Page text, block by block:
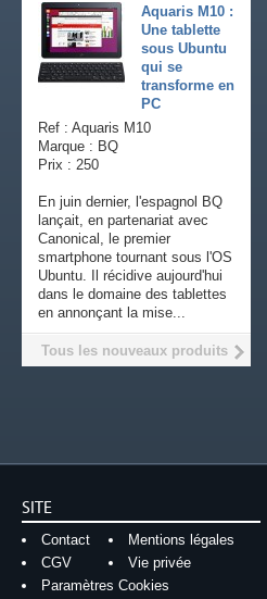
Aquaris M10 :
Une tablette
sous Ubuntu
qui se
transforme en
PC
Ref : Aquaris M10
Marque : BQ
Prix : 250
En juin dernier, l'espagnol BQ
lançait, en partenariat avec
Canonical, le premier
smartphone tournant sous l'OS
Ubuntu. Il récidive aujourd'hui
dans le domaine des tablettes
en annonçant la mise...
Tous les nouveaux produits
SITE
Contact
Mentions légales
CGV
Vie privée
Paramètres Cookies